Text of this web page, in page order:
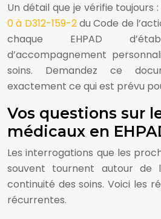
Un détail que je vérifie toujours
0 à D312-159-2du Code de
chaque EHPAD
d’accompagnement
soins. Demandez ce
exactement ce qui est prévu
Vos questions sur
médicaux en
Les interrogations que les
souvent tournent autour
continuité des soins. Voici les
récurrentes.